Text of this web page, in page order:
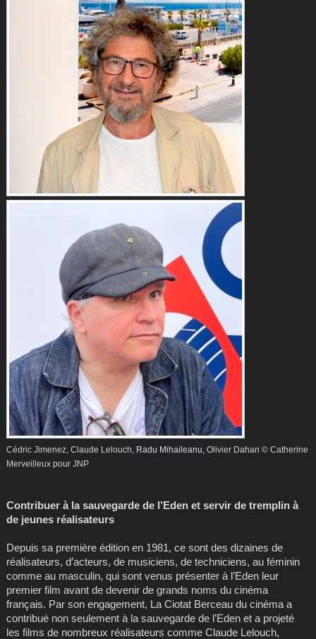
Cédric Jimenez, Claude Lelouch, Radu Mihaileanu, Olivier Dahan © Catherine
Merveilleux pour JNP
Contribuer à la sauvegarde de l’Eden et servir de tremplin à
de jeunes réalisateurs
Depuis sa première édition en 1981, ce sont des dizaines de
réalisateurs, d’acteurs, de musiciens, de techniciens, au féminin
comme au masculin, qui sont venus présenter à l’Eden leur
premier film avant de devenir de grands noms du cinéma
français. Par son engagement, La Ciotat Berceau du cinéma a
contribué non seulement à la sauvegarde de l’Eden et a projeté
les films de nombreux réalisateurs comme Claude Lelouch,